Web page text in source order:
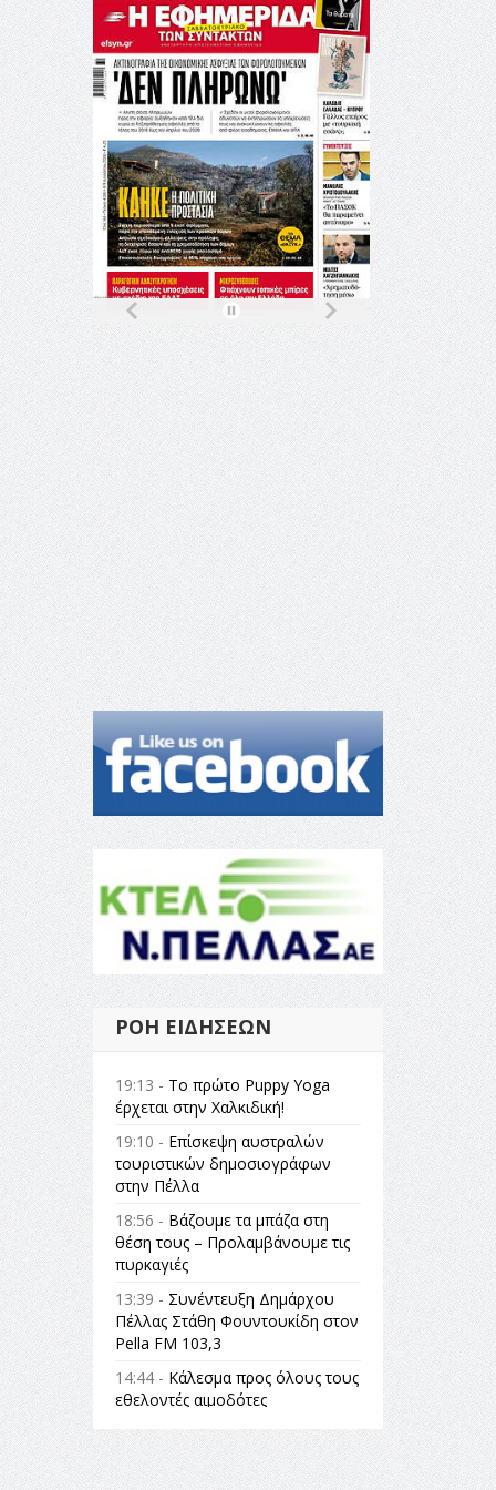
ΡΟΉ ΕΙΔΉΣΕΩΝ
19:13 - Το πρώτο Puppy Yoga
έρχεται στην Χαλκιδική!
19:10 - Επίσκεψη αυστραλών
τουριστικών δημοσιογράφων
στην Πέλλα
18:56 - Βάζουμε τα μπάζα στη
θέση τους – Προλαμβάνουμε τις
πυρκαγιές
13:39 - Συνέντευξη Δημάρχου
Πέλλας Στάθη Φουντουκίδη στον
Pella FM 103,3
14:44 - Κάλεσμα προς όλους τους
εθελοντές αιμοδότες
14:23 -Όλη η Ελλάδα ένας
πολιτισμός Μουσική
εγκατάσταση Πόλεμος και